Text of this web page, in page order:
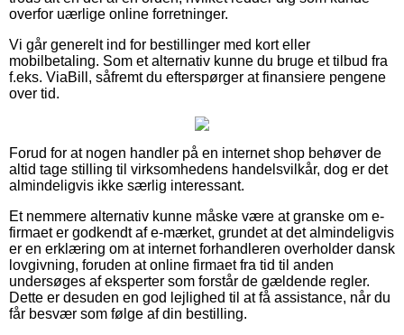
overfor uærlige online forretninger.
Vi går generelt ind for bestillinger med kort eller
mobilbetaling. Som et alternativ kunne du bruge et tilbud fra
f.eks. ViaBill, såfremt du efterspørger at finansiere pengene
over tid.
Forud for at nogen handler på en internet shop behøver de
altid tage stilling til virksomhedens handelsvilkår, dog er det
almindeligvis ikke særlig interessant.
Et nemmere alternativ kunne måske være at granske om e-
firmaet er godkendt af e-mærket, grundet at det almindeligvis
er en erklæring om at internet forhandleren overholder dansk
lovgivning, foruden at online firmaet fra tid til anden
undersøges af eksperter som forstår de gældende regler.
Dette er desuden en god lejlighed til at få assistance, når du
får besvær som følge af din bestilling.